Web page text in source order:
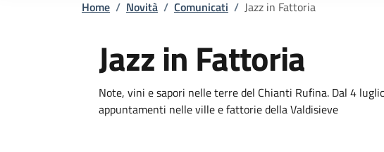
Home / Novità / Comunicati / Jazz in Fattoria
Jazz in Fattoria
Dettagli
Descrizione breve
Note, vini e sapori nelle terre del Chianti Rufina. Dal 4
appuntamenti nelle ville e fattorie della Valdisieve